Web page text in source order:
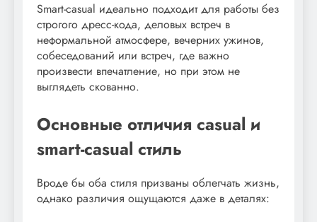
Smart-casual идеально подходит для работы без
строгого дресс-кода, деловых встреч в
неформальной атмосфере, вечерних ужинов,
собеседований или встреч, где важно
произвести впечатление, но при этом не
выглядеть скованно.
Основные отличия casual и
smart-casual стиль
Вроде бы оба стиля призваны облегчать жизнь,
однако различия ощущаются даже в деталях: